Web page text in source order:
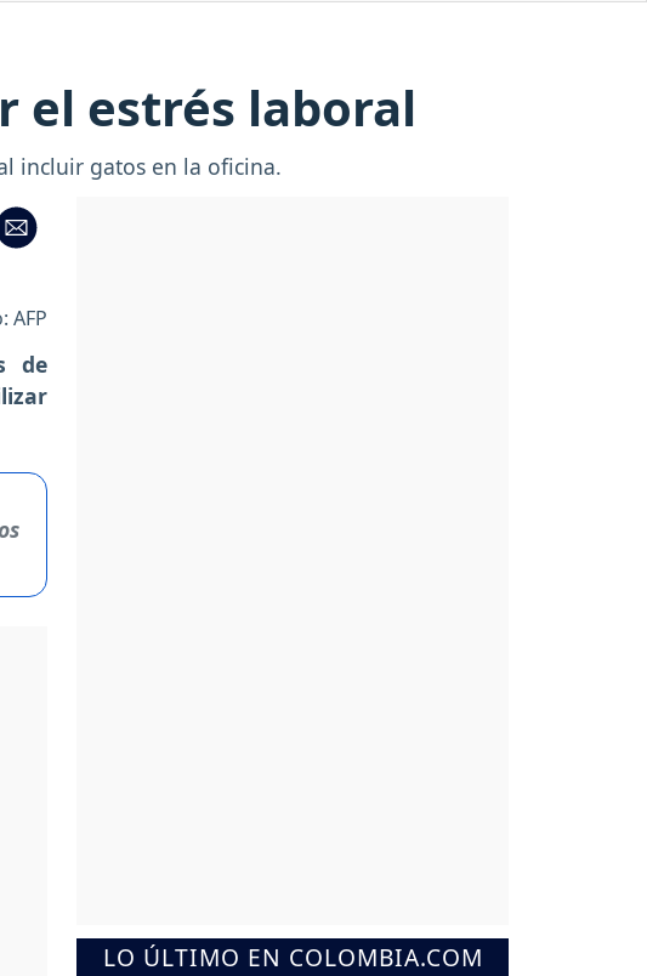
el estrés laboral
incluir gatos en la oficina.
AFP
de
LO ÚLTIMO EN COLOMBIA.COM